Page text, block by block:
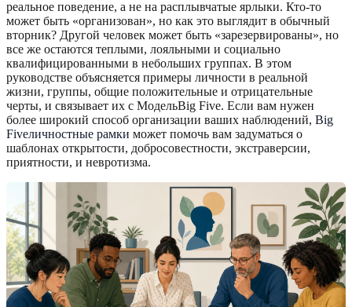
реальное поведение, а не на расплывчатые ярлыки. Кто-то
может быть «организован», но как это выглядит в обычный
вторник? Другой человек может быть «зарезервированы», но
все же остаются теплыми, лояльными и социально
квалифицированными в небольших группах. В этом
руководстве объясняется примеры личности в реальной
жизни, группы, общие положительные и отрицательные
черты, и связывает их с МодельBig Five. Если вам нужен
более широкий способ организации ваших наблюдений, Big
Fiveличностные рамки может помочь вам задуматься о
шаблонах открытости, добросовестности, экстраверсии,
приятности, и невротизма.